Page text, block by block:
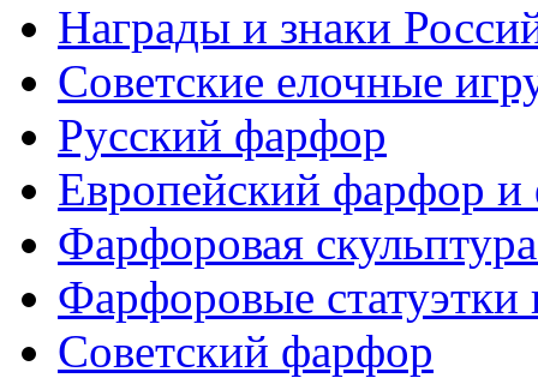
Награды и знаки
Советские елочные
Русский фарфор
Европейский фарфор и
Фарфоровая
Фарфоровые
Советский фарфор